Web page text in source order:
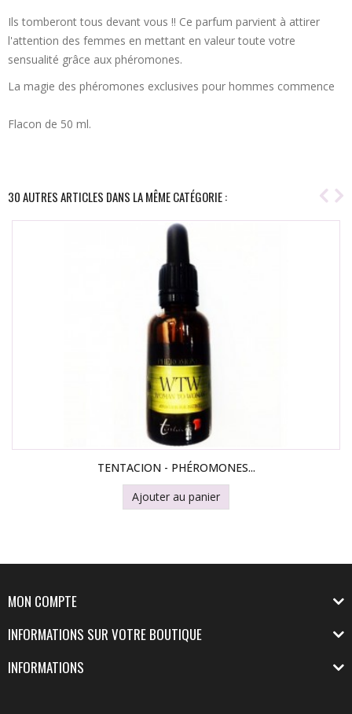
Ils tomberont tous devant vous !! Ce parfum parvient à attirer
l'attention des femmes en mettant en valeur toute votre
sensualité grâce aux phéromones.
La magie des phéromones exclusives pour hommes commence
Flacon de 50 ml.
30 AUTRES ARTICLES DANS LA MÊME CATÉGORIE :
TENTACION - PHÉROMONES...
Ajouter au panier
MON COMPTE
INFORMATIONS SUR VOTRE BOUTIQUE
INFORMATIONS